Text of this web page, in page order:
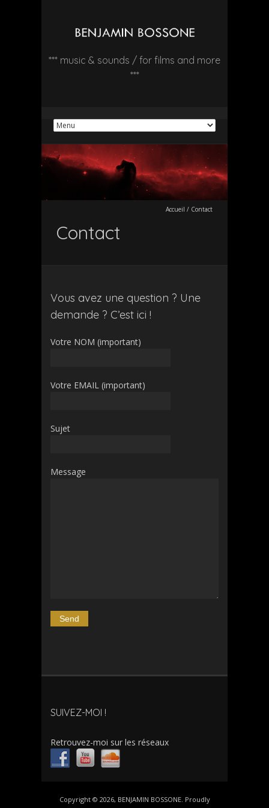
*** music & sounds / for films and more
***
Accueil / Contact
Contact
Vous avez une question ? Une
demande ? C’est ici !
Votre NOM (important)
Votre EMAIL (important)
Sujet
Message
SUIVEZ-MOI !
Retrouvez-moi sur les réseaux
Copyright © 2026, BENJAMIN BOSSONE. Proudly